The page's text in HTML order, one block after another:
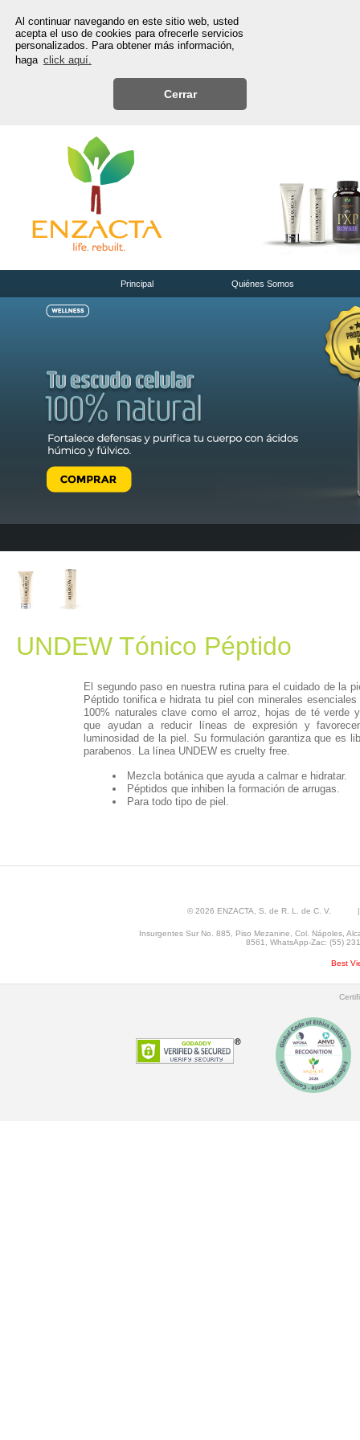
Al continuar navegando en este sitio web, usted
acepta el uso de cookies para ofrecerle servicios
personalizados. Para obtener más información,
haga click aquí.
Cerrar
Principal Quiénes Somos
UNDEW Tónico Péptido
El segundo paso en nuestra rutina para el cuidado de la
Péptido tonifica e hidrata tu piel con minerales
100% naturales clave como el arroz, hojas de té verde
que ayudan a reducir líneas de expresión y
luminosidad de la piel. Su formulación garantiza que es
parabenos. La línea UNDEW es cruelty free.
Mezcla botánica que ayuda a calmar e hidratar.
Péptidos que inhiben la formación de arrugas.
Para todo tipo de piel.
© 2026 ENZACTA, S. de R. L. de C. V. |
Insurgentes Sur No. 885, Piso Mezanine, Col. Nápoles,
8561, WhatsApp-Zac: (55)
Best